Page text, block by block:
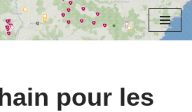
pour les